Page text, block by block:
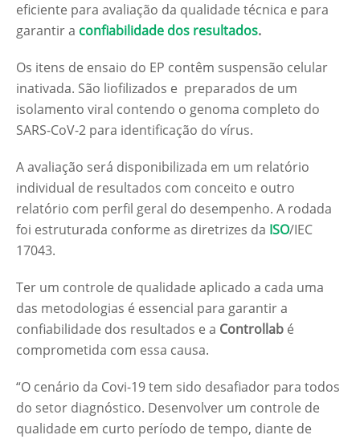
eficiente para avaliação da qualidade técnica e para
garantir a confiabilidade dos resultados.
Os itens de ensaio do EP contêm suspensão celular
inativada. São liofilizados e preparados de um
isolamento viral contendo o genoma completo do
SARS-CoV-2 para identificação do vírus.
A avaliação será disponibilizada em um relatório
individual de resultados com conceito e outro
relatório com perfil geral do desempenho. A rodada
foi estruturada conforme as diretrizes da ISO/IEC
17043.
Ter um controle de qualidade aplicado a cada uma
das metodologias é essencial para garantir a
confiabilidade dos resultados e a Controllab é
comprometida com essa causa.
“O cenário da Covi-19 tem sido desafiador para todos
do setor diagnóstico. Desenvolver um controle de
qualidade em curto período de tempo, diante de